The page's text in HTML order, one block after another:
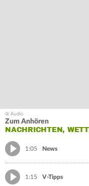
Zum Anhören
NACHRICHTEN,
1:05 News
1:15 V-Tipps